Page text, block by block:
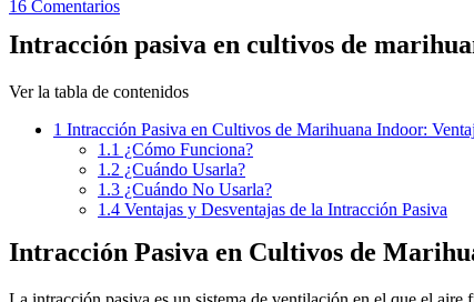
16 Comentarios
Intracción pasiva en cultivos de
Ver la tabla de contenidos
1 Intracción Pasiva en Cultivos de Marihuana Indoor:
1.1 ¿Cómo Funciona?
1.2 ¿Cuándo Usarla?
1.3 ¿Cuándo No Usarla?
1.4 Ventajas y Desventajas de la Intracción Pasiva
Intracción Pasiva en Cultivos de